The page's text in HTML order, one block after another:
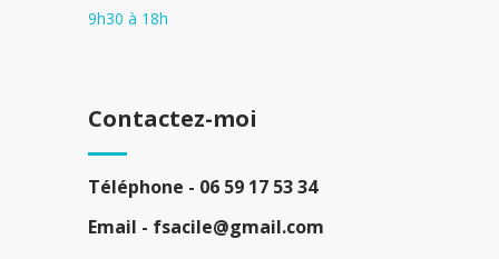
9h30 à 18h
Contactez-moi
Téléphone - 06 59 17 53 34
Email - fsacile@gmail.com